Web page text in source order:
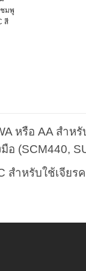
ชมพู
สี
หรือ AA สำหรั
อ (SCM440,
สำหรับใช้เจียร